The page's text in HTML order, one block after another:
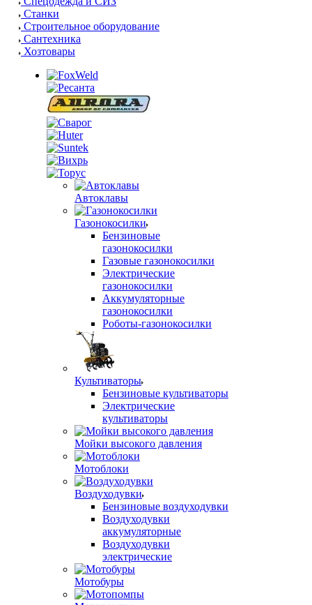
Станки
Строительное оборудование
Сантехника
Хозтовары
Автоклавы
Газонокосилки
Бензиновые
газонокосилки
Газовые газонокосилки
Электрические
газонокосилки
Аккумуляторные
газонокосилки
Роботы-газонокосилки
Культиваторы
Бензиновые культиваторы
Электрические
культиваторы
Мойки высокого давления
Мотоблоки
Воздуходувки
Бензиновые воздуходувки
Воздуходувки
аккумуляторные
Воздуходувки
электрические
Мотобуры